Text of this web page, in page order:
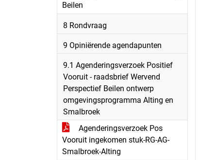
Beilen
8 Rondvraag
9 Opiniërende agendapunten
9.1 Agenderingsverzoek Positief
Vooruit - raadsbrief Wervend
Perspectief Beilen ontwerp
omgevingsprogramma Alting en
Smalbroek
Agenderingsverzoek Pos
Vooruit ingekomen stuk-RG-AG-
Smalbroek-Alting